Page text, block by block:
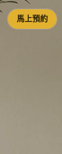
馬上預約